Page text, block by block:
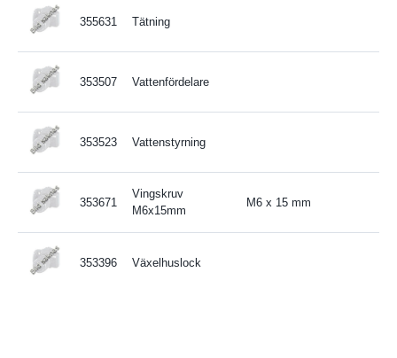
355631 Tätning
353507 Vattenfördelare
353523 Vattenstyrning
353671
Vingskruv
M6x15mm
M6 x 15 mm
353396 Växelhuslock